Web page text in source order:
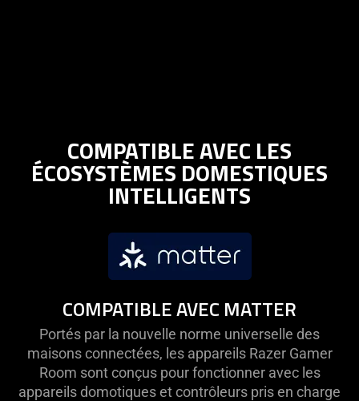
COMPATIBLE AVEC LES
ÉCOSYSTÈMES DOMESTIQUES
INTELLIGENTS
COMPATIBLE AVEC MATTER
Portés par la nouvelle norme universelle des
maisons connectées, les appareils Razer Gamer
Room sont conçus pour fonctionner avec les
appareils domotiques et contrôleurs pris en charge